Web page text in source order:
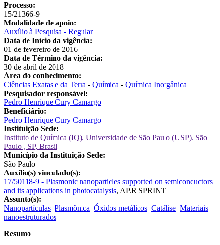
Processo:
15/21366-9
Modalidade de apoio:
Auxílio à Pesquisa - Regular
Data de Início da vigência:
01 de fevereiro de 2016
Data de Término da vigência:
30 de abril de 2018
Área do conhecimento:
Ciências Exatas e da Terra - Química - Química Inorgânica
Pesquisador responsável:
Pedro Henrique Cury Camargo
Beneficiário:
Pedro Henrique Cury Camargo
Instituição Sede:
Instituto de Química (IQ). Universidade de São Paulo (USP). São
Paulo , SP, Brasil
Município da Instituição Sede:
São Paulo
Auxílio(s) vinculado(s):
17/50118-9 - Plasmonic nanoparticles supported on semiconductors
and its applications in photocatalysis, AP.R SPRINT
Assunto(s):
Nanopartículas Plasmônica Óxidos metálicos Catálise Materiais
nanoestruturados
Resumo